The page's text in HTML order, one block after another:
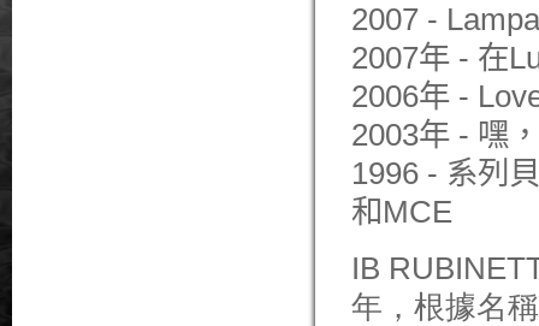
2007 -
2007年 - 在
2006年 -
2003年 - 嘿 ，
1996 - 系列
和MCE
IB
年 ， 根據名稱